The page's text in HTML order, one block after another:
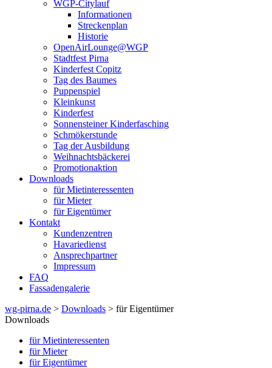
WGP-Citylauf
Informationen
Streckenplan
Historie
OpenAirLounge@WGP
Stadtfest Pirna
Kinderfest Copitz
Tag des Baumes
Puppenspiel
Kleinkunst
Kinderfest
Sonnensteiner Kinderfasching
Schmökerstunde
Tag der Ausbildung
Weihnachtsbäckerei
Promotionaktion
Downloads
für Mietinteressenten
für Mieter
für Eigentümer
Kontakt
Kundenzentren
Havariedienst
Ansprechpartner
Impressum
FAQ
Fassadengalerie
wg-pirna.de > Downloads > für Eigentümer
Downloads
für Mietinteressenten
für Mieter
für Eigentümer